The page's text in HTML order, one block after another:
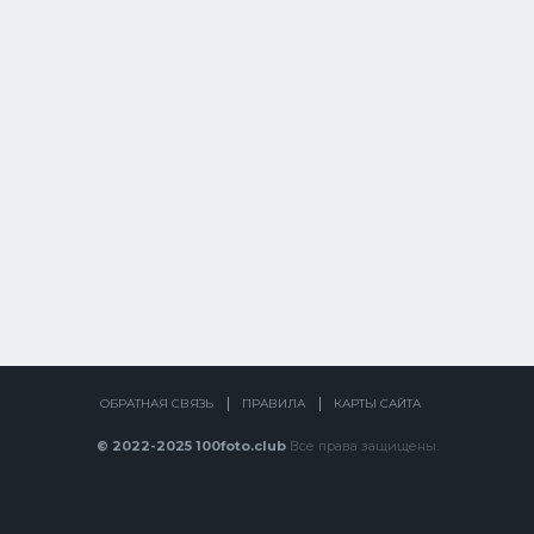
ОБРАТНАЯ СВЯЗЬ ПРАВИЛА КАРТЫ САЙТА
© 2022-2025 100foto.clubВсе права защищены.